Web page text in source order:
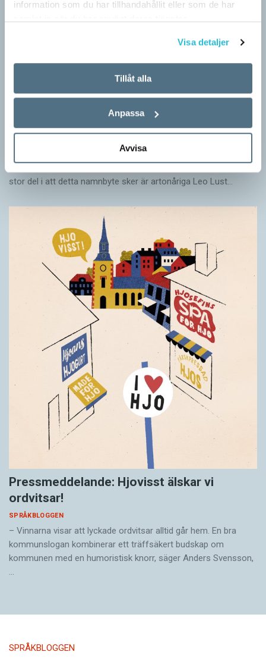
information som du har tillhandahållit eller som de har
Visa detaljer
Tillåt alla
Anpassa
Avvisa
Särskolan byter namn
Grundsärskola byter namn till anpassad grundskola och
stor del i att detta namnbyte sker är artonåriga Leo Lust…
Pressmeddelande: Hjovisst älskar vi
ordvitsar!
SPRÅKBLOGGEN
– Vinnarna visar att lyckade ordvitsar alltid går hem. En bra
kommunslogan kombinerar ett träffsäkert budskap om
kommunen med en humoristisk knorr, säger Anders Svensson,
…
SPRÅKBLOGGEN